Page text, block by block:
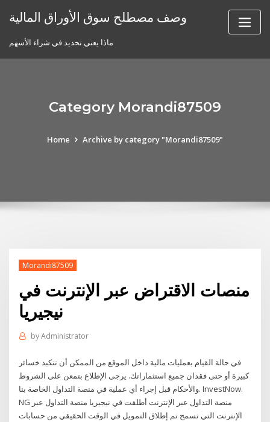
وصف مصطلح سوق الأوراق المالية
ماذا يعني تحديد في شراء الأسهم
Category Morandi87509
Home Archive by category "Morandi87509"
Morandi87509
منصات الاقتراض عبر الإنترنت في
نيجيريا
byAdministrator
في حالة القيام بعمليات مالية داخل الموقع من الممكن أن تتكبد خسائر
كبيرة أو حتى فقدان جميع استثماراتك. يرجى الإطلاع بتمعن على الشروط
والأحكام قبل إجراء أي عملية في منصة التداول الخاصة بنا. InvestNow.
NG منصة التداول عبر الإنترنت أطلقت في نيجيريا منصة التداول عبر
الإنترنت التي تسمح تم إطلاق التمويل في الوقت الحقيقي من حسابات